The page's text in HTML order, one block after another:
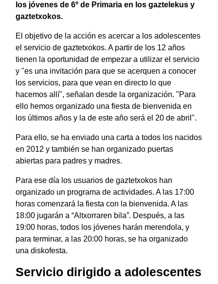
los jóvenes de 6º de Primaria en los gaztelekus y
gaztetxokos.
El objetivo de la acción es acercar a los adolescentes
el servicio de gaztetxokos. A partir de los 12 años
tienen la oportunidad de empezar a utilizar el servicio
y "es una invitación para que se acerquen a conocer
los servicios, para que vean en directo lo que
hacemos allí", señalan desde la organización. "Para
ello hemos organizado una fiesta de bienvenida en
los últimos años y la de este año será el 20 de abril".
Para ello, se ha enviado una carta a todos los nacidos
en 2012 y también se han organizado puertas
abiertas para padres y madres.
Para ese día los usuarios de gaztetxokos han
organizado un programa de actividades. A las 17:00
horas comenzará la fiesta con la bienvenida. A las
18:00 jugarán a “Altxorraren bila”. Después, a las
19:00 horas, todos los jóvenes harán merendola, y
para terminar, a las 20:00 horas, se ha organizado
una diskofesta.
Servicio dirigido a adolescentes